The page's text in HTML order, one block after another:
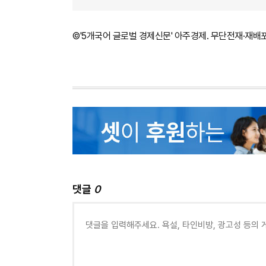
©'5개국어 글로벌 경제신문' 아주경제. 무단전재·재배
댓글 0